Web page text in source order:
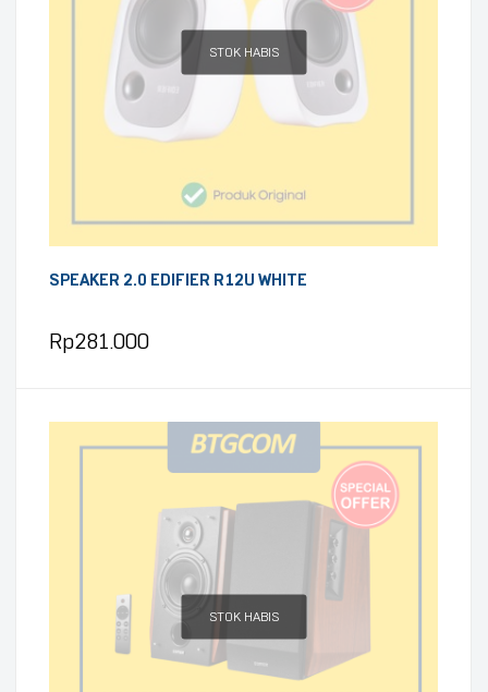
STOK HABIS
SPEAKER 2.0 EDIFIER R12U WHITE
Rp281.000
STOK HABIS